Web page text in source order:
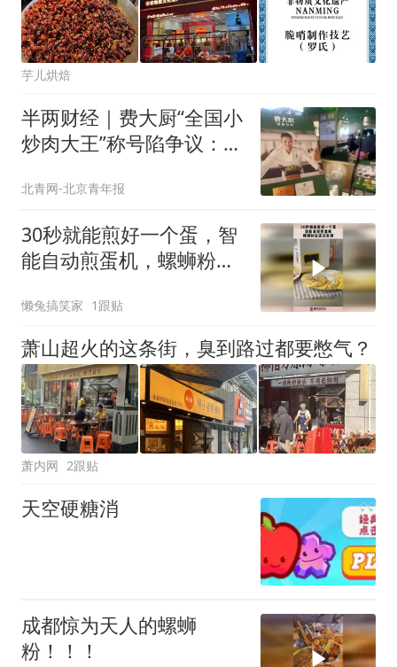
芋儿烘焙
半两财经｜费大厨“全国小
炒肉大王”称号陷争议：线
赢？
北青网-北京青年报
30秒就能煎好一个蛋，智
能自动煎蛋机，螺蛳粉店
懒兔搞笑家 1跟贴
萧山超火的这条街，臭到路过都要憋气？
萧内网 2跟贴
天空硬糖消
成都惊为天人的螺蛳
粉！！！